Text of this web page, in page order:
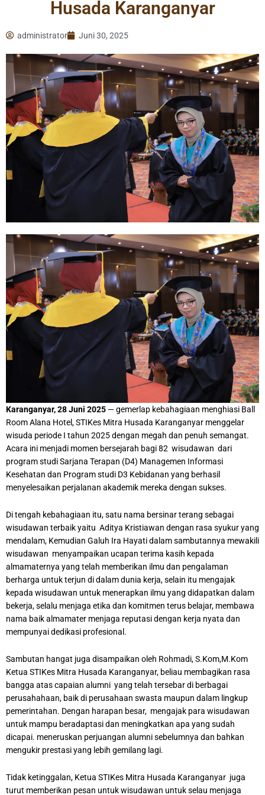
Husada Karanganyar
administrator Juni 30, 2025
Karanganyar, 28 Juni 2025 — gemerlap kebahagiaan menghiasi Ball
Room Alana Hotel, STIKes Mitra Husada Karanganyar menggelar
wisuda periode I tahun 2025 dengan megah dan penuh semangat.
Acara ini menjadi momen bersejarah bagi 82 wisudawan dari
program studi Sarjana Terapan (D4) Managemen Informasi
Kesehatan dan Program studi D3 Kebidanan yang berhasil
menyelesaikan perjalanan akademik mereka dengan sukses.
Di tengah kebahagiaan itu, satu nama bersinar terang sebagai
wisudawan terbaik yaitu Aditya Kristiawan dengan rasa syukur yang
mendalam, Kemudian Galuh Ira Hayati dalam sambutannya mewakili
wisudawan menyampaikan ucapan terima kasih kepada
almamaternya yang telah memberikan ilmu dan pengalaman
berharga untuk terjun di dalam dunia kerja, selain itu mengajak
kepada wisudawan untuk menerapkan ilmu yang didapatkan dalam
bekerja, selalu menjaga etika dan komitmen terus belajar, membawa
nama baik almamater menjaga reputasi dengan kerja nyata dan
mempunyai dedikasi profesional.
Sambutan hangat juga disampaikan oleh Rohmadi, S.Kom,M.Kom
Ketua STIKes Mitra Husada Karanganyar, beliau membagikan rasa
bangga atas capaian alumni yang telah tersebar di berbagai
perusahahaan, baik di perusahaan swasta maupun dalam lingkup
pemerintahan. Dengan harapan besar, mengajak para wisudawan
untuk mampu beradaptasi dan meningkatkan apa yang sudah
dicapai. meneruskan perjuangan alumni sebelumnya dan bahkan
mengukir prestasi yang lebih gemilang lagi.
Tidak ketinggalan, Ketua STIKes Mitra Husada Karanganyar juga
turut memberikan pesan untuk wisudawan untuk selau menjaga